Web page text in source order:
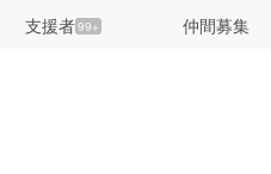
支援者99+ 仲間募集